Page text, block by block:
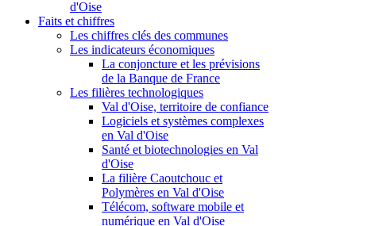
d'Oise
Faits et chiffres
Les chiffres clés des communes
Les indicateurs économiques
La conjoncture et les prévisions
de la Banque de France
Les filières technologiques
Val d'Oise, territoire de confiance
Logiciels et systèmes complexes
en Val d'Oise
Santé et biotechnologies en Val
d'Oise
La filière Caoutchouc et
Polymères en Val d'Oise
Télécom, software mobile et
numérique en Val d'Oise